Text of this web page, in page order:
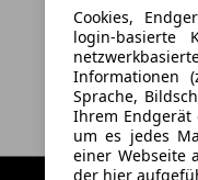
Cookies,
login-basierte
Informationen
Sprache,
Ihrem Endgerät
um es jedes
einer Webseite
der hier